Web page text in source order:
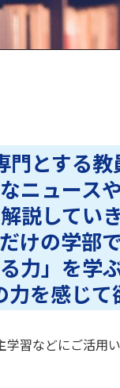
とする教
ニュース
説していき
けの学部で
力」を学
を感じて
習などにご活用い